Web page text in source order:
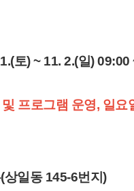
토) ~ 11. 2.(일) 09:00
프로그램 운영, 일요
상일동 145-6번지)